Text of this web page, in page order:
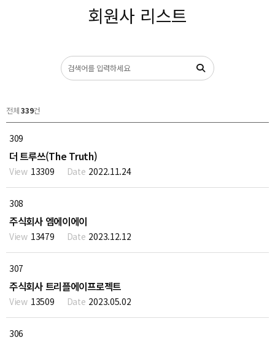
회원사 리스트
전체339건
309
더 트루쓰(The Truth)
13309 2022.11.24
308
주식회사 엠에이에이
13479 2023.12.12
307
주식회사 트리플에이프로젝트
13509 2023.05.02
306